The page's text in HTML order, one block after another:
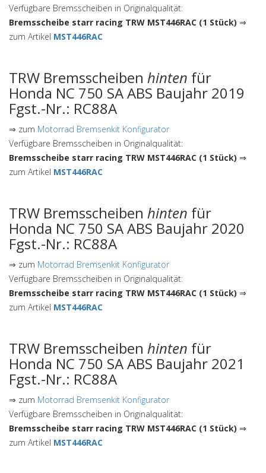
Verfügbare Bremsscheiben in Originalqualität:
Bremsscheibe starr racing TRW MST446RAC (1 Stück) ⇒
zum Artikel MST446RAC
TRW Bremsscheiben hinten für
Honda NC 750 SA ABS Baujahr 2019
Fgst.-Nr.: RC88A
⇒ zum Motorrad Bremsenkit Konfigurator
Verfügbare Bremsscheiben in Originalqualität:
Bremsscheibe starr racing TRW MST446RAC (1 Stück) ⇒
zum Artikel MST446RAC
TRW Bremsscheiben hinten für
Honda NC 750 SA ABS Baujahr 2020
Fgst.-Nr.: RC88A
⇒ zum Motorrad Bremsenkit Konfigurator
Verfügbare Bremsscheiben in Originalqualität:
Bremsscheibe starr racing TRW MST446RAC (1 Stück) ⇒
zum Artikel MST446RAC
TRW Bremsscheiben hinten für
Honda NC 750 SA ABS Baujahr 2021
Fgst.-Nr.: RC88A
⇒ zum Motorrad Bremsenkit Konfigurator
Verfügbare Bremsscheiben in Originalqualität:
Bremsscheibe starr racing TRW MST446RAC (1 Stück) ⇒
zum Artikel MST446RAC